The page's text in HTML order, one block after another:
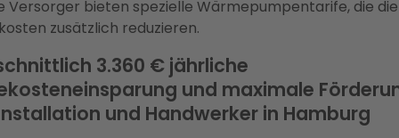
Versorger bieten spezielle Wärmepumpentarife, die die
zusätzlich reduzieren.
3.360 € jährliche
und maximale
und Handwerker in Hamburg